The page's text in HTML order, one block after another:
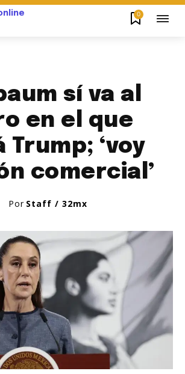
0
sí va al
en el que
‘voy
comercial’
Por Staff / 32mx